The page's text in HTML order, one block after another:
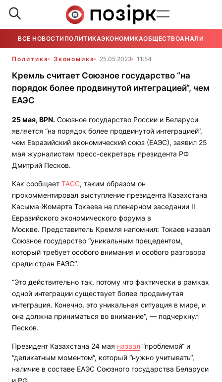
ВСЕ НОВОСТИ ПОЛИТИКАЭКОНОМИКАОБЩЕСТВОАНАЛИТИКА
Политика Экономика 25.05.2023 11:54
Кремль считает Союзное государство “на
порядок более продвинутой интеграцией“, чем
ЕАЭС
25 мая, BPN. Союзное государство России и Беларуси
является “на порядок более продвинутой интеграцией“,
чем Евразийский экономический союз (ЕАЭС), заявил 25
мая журналистам пресс-секретарь президента РФ
Дмитрий Песков.
Как сообщает ТАСС, таким образом он
прокомментировал выступление президента Казахстана
Касыма-Жомарта Токаева на пленарном заседании II
Евразийского экономического форума в
Москве. Представитель Кремля напомнил: Токаев назвал
Союзное государство “уникальным прецедентом,
который требует особого внимания и особого разговора
среди стран ЕАЭС“.
“Это действительно так, потому что фактически в рамках
одной интеграции существует более продвинутая
интеграция. Конечно, это уникальная ситуация в мире, и
она должна приниматься во внимание“, — подчеркнул
Песков.
Президент Казахстана 24 мая назвал “проблемой“ и
“деликатным моментом“, который “нужно учитывать“,
наличие в составе ЕАЭС Союзного государства Беларуси
и РФ.